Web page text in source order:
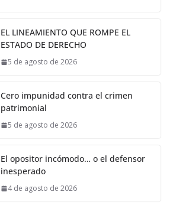
EL LINEAMIENTO QUE ROMPE EL
ESTADO DE DERECHO
5 de agosto de 2026
Cero impunidad contra el crimen
patrimonial
5 de agosto de 2026
El opositor incómodo… o el defensor
inesperado
4 de agosto de 2026